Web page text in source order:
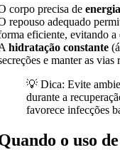
corpo precisa de
repouso adequado
eficiente, evitando
hidratação constante
e manter as vias
💡 Dica: Evite
durante a
favorece infecções
o uso